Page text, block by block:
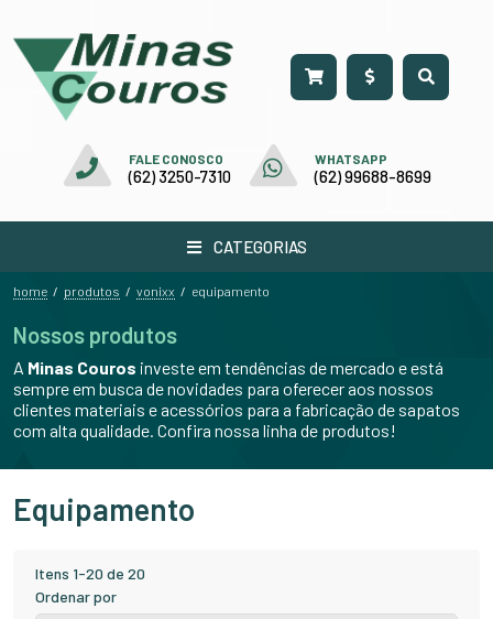
FALE CONOSCO
(62) 3250-7310
WHATSAPP
(62) 99688-8699
CATEGORIAS
home / produtos / vonixx / equipamento
Nossos produtos
A Minas Couros investe em tendências de mercado e está
sempre em busca de novidades para oferecer aos nossos
clientes materiais e acessórios para a fabricação de sapatos
com alta qualidade. Confira nossa linha de produtos!
Equipamento
Itens 1-20 de 20
Ordenar por